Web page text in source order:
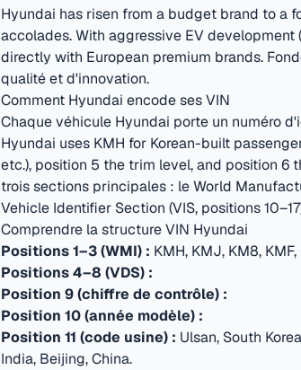
Hyundai has risen from a budget brand to a
accolades. With aggressive EV
directly with European premium brands.
qualité et d'innovation.
Comment Hyundai encode ses VIN
Chaque véhicule Hyundai porte un numéro
Hyundai uses KMH for Korean-built
etc.), position 5 the trim level, and position 6
trois sections principales : le World
Vehicle Identifier Section (VIS, positions
Comprendre la structure VIN Hyundai
Positions 1–3 (WMI) : KMH, KMJ, KM8,
Positions 4–8 (VDS) :
Position 9 (chiffre de contrôle) :
Position 10 (année modèle) :
Position 11 (code usine) : Ulsan, South
India, Beijing, China.